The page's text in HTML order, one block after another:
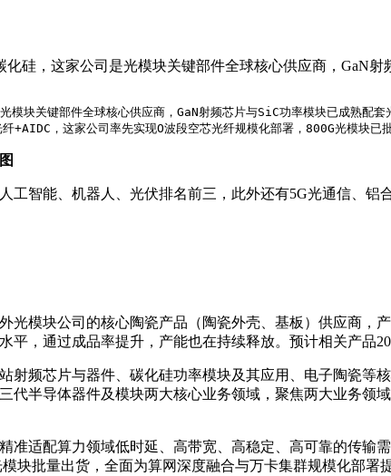
化硅，这家公司是光模块关键部件全球核心供应商，GaN
模块关键部件全球核心供应商，GaN射频芯片与SiC功率模块已成熟配套
，这家公司率先实现O波段空芯光纤规模化部署，800G光模块已批
工智能、机器人、光伏排名前三，此外还有5G光通信、铝
外光模块公司的核心陶瓷产品（陶瓷外壳、基板）供应商
平，通过成品率提升，产能也在持续释放。预计相关产品
射频芯片与器件、碳化硅功率模块及其应用、电子陶瓷
代半导体器件及模块两大核心业务领域，聚焦两大业务
准适配算力领域低时延、高带宽、高稳定、高可靠的传输
块批量出货，全面为算网深度融合与万卡集群规模化部